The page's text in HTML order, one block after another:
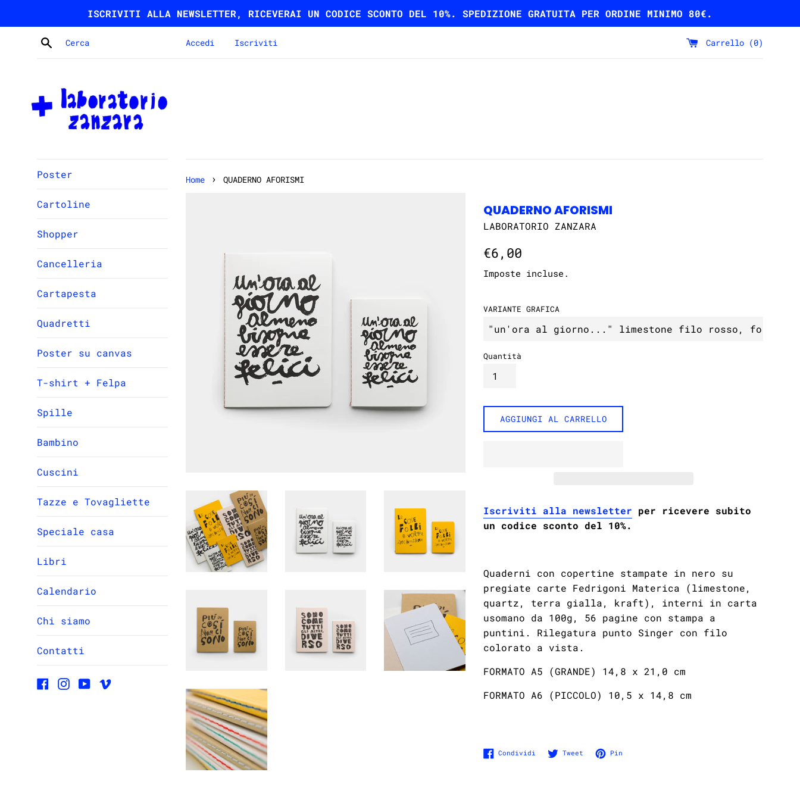
contenuti
ISCRIVITI ALLA NEWSLETTER, RICEVERAI UN CODICE SCONTO DEL 10%. SPEDIZIONE GRATUITA PER ORDINE MINIMO 80€.
Cerca Accedi Iscriviti Carrello (0)
Poster
Cartoline
Shopper
Cancelleria
Cartapesta
Quadretti
Poster su canvas
T-shirt + Felpa
Spille
Bambino
Cuscini
Tazze e Tovagliette
Speciale casa
Libri
Calendario
Chi siamo
Contatti
Facebook
Instagram
YouTube
Vimeo
Home › QUADERNO AFORISMI
QUADERNO AFORISMI
LABORATORIO ZANZARA
Prezzo
listino
€6,00
Imposte incluse.
VARIANTE GRAFICA
Quantità
AGGIUNGI AL CARRELLO
Iscriviti alla newsletter per ricevere subito
un codice sconto del 10%.
Quaderni con copertine stampate in nero su
pregiate carte Fedrigoni Materica (limestone,
quartz, terra gialla, kraft), interni in carta
usomano da 100g, 56 pagine con stampa a
puntini. Rilegatura punto Singer con filo
colorato a vista.
FORMATO A5 (GRANDE) 14,8 x 21,0 cm
FORMATO A6 (PICCOLO) 10,5 x 14,8 cm
Condividi Condividi su Facebook
Tweet Twitta su Twitter
Pin